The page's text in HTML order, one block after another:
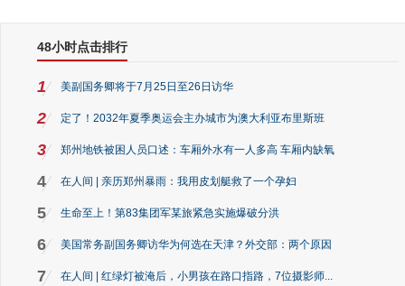
48小时点击排行
1 美副国务卿将于7月25日至26日访华
2 定了！2032年夏季奥运会主办城市为澳大利亚布里斯班
3 郑州地铁被困人员口述：车厢外水有一人多高 车厢内缺氧
4 在人间 | 亲历郑州暴雨：我用皮划艇救了一个孕妇
5 生命至上！第83集团军某旅紧急实施爆破分洪
6 美国常务副国务卿访华为何选在天津？外交部：两个原因
7 在人间 | 红绿灯被淹后，小男孩在路口指路，7位摄影师...